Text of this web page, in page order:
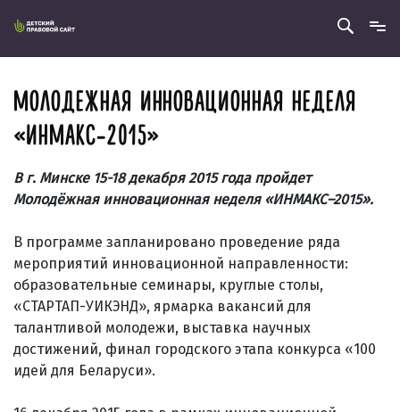
МОЛОДЕЖНАЯ ИННОВАЦИОННАЯ НЕДЕЛЯ
«ИНМАКС-2015»
В г. Минске 15-18 декабря 2015 года пройдет
Молодёжная инновационная неделя «ИНМАКС–2015».
В программе запланировано проведение ряда
мероприятий инновационной направленности:
образовательные семинары, круглые столы,
«СТАРТАП-УИКЭНД», ярмарка вакансий для
талантливой молодежи, выставка научных
достижений, финал городского этапа конкурса «100
идей для Беларуси».